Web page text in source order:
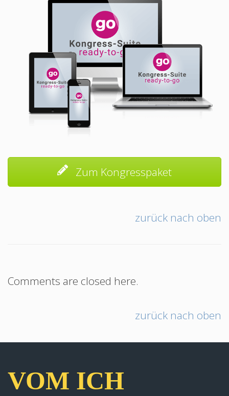
Zum Kongresspaket
zurück nach oben
Comments are closed here.
zurück nach oben
VOM ICH